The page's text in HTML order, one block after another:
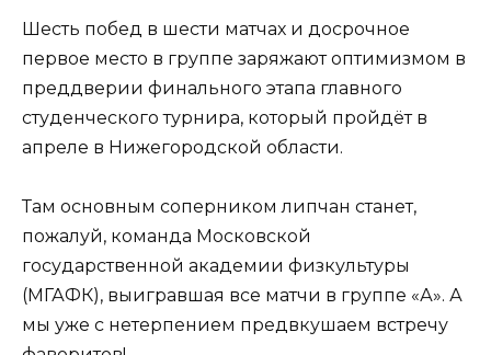
Шесть побед в шести матчах и досрочное
первое место в группе заряжают оптимизмом в
преддверии финального этапа главного
студенческого турнира, который пройдёт в
апреле в Нижегородской области.
Там основным соперником липчан станет,
пожалуй, команда Московской
государственной академии физкультуры
(МГАФК), выигравшая все матчи в группе «А». А
мы уже с нетерпением предвкушаем встречу